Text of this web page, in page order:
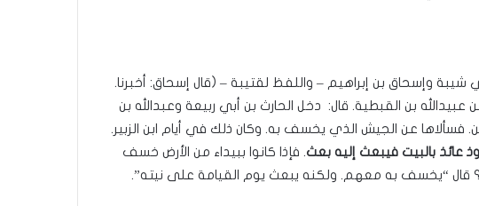
أبي شيبة وإسحاق بن إبراهيم – واللفظ لقتيبة – (قال إسحاق: أخبرنا.
عبيدالله بن القبطية. قال: دخل الحارث بن أبي ربيعة وعبدالله بن
فسألاها عن الجيش الذي يخسف به. وكان ذلك في أيام ابن الزبير.
عائذ بالبيت فيبعث إليه بعث. فإذا كانوا ببيداء من الأرض خسف
قال “يخسف به معهم. ولكنه يبعث يوم القيامة على نيته”.